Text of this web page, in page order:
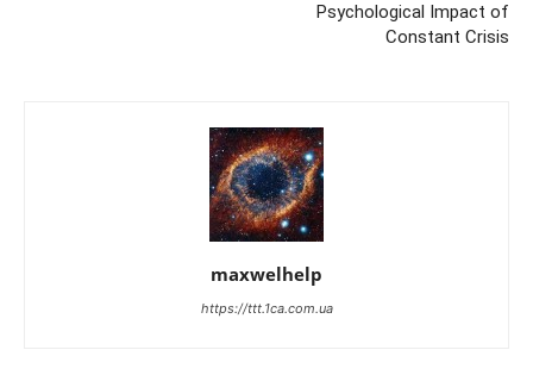
Psychological Impact of
Constant Crisis
maxwelhelp
https://ttt.1ca.com.ua